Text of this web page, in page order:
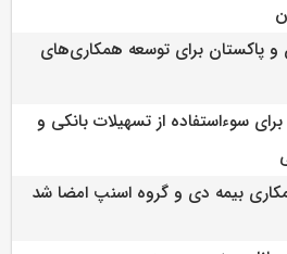
و پاکستان برای توسعه همکاری‌های
برای سوءاستفاده از تسهیلات بانکی و
بیمه دی و گروه اسنپ امضا شد